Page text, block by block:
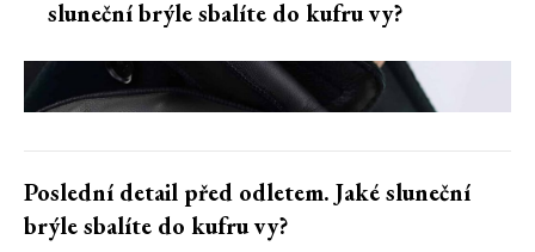
sluneční brýle sbalíte do kufru vy?
Poslední detail před odletem. Jaké sluneční
brýle sbalíte do kufru vy?